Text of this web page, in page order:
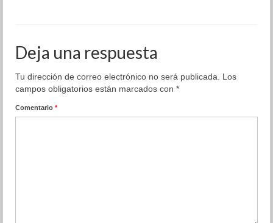
Deja una respuesta
Tu dirección de correo electrónico no será publicada.
Los
campos obligatorios están marcados con *
Comentario *